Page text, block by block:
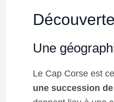
Une
Le Cap Corse est
une succession